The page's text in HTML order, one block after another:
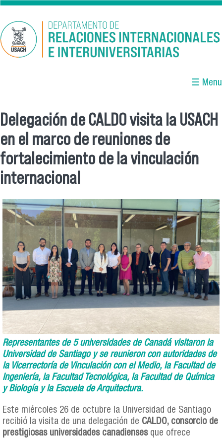
Pasar al contenido principal
☰ Menu
Se encuentra usted aquí
Delegación de CALDO visita la USACH
en el marco de reuniones de
fortalecimiento de la vinculación
internacional
Representantes de 5 universidades de Canadá visitaron la
Universidad de Santiago y se reunieron con autoridades de
la Vicerrectoría de Vinculación con el Medio, la Facultad de
Ingeniería, la Facultad Tecnológica, la Facultad de Química
y Biología y la Escuela de Arquitectura.
Este miércoles 26 de octubre la Universidad de Santiago
recibió la visita de una delegación de CALDO, consorcio de
prestigiosas universidades canadiensesque ofrece